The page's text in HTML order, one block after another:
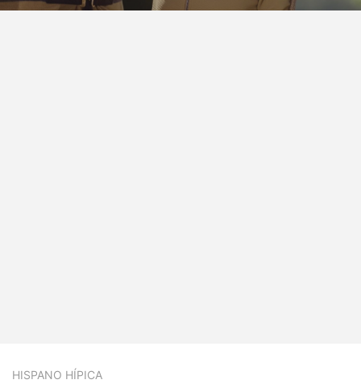
HISPANO HÍPICA